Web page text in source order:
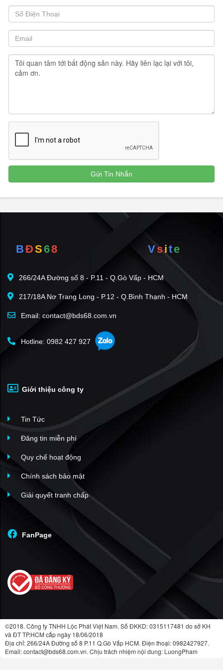
Liên hệ Quân: để biết thêm về vị trí giá cả và pháp lý.
Trường hợp anh/chị chưa hài lòng về sản phẩm ...
BĐS68 Vsite
266/24A Đường số 8 - P.11 - Q.Gò Vấp - HCM
217/18A Nơ Trang Long - P.12 - Q.Bình Thạnh - HCM
Email: contact@bds68.com.vn
Hotline: 0982 427 927
Giới thiệu công ty
Tin Tức
Đăng tin miễn phí
Quy chế hoạt động
Chính sách bảo mật
Giải quyết tranh chấp
FanPage
©2018. Công ty TNHH Lộc Phát Việt Nam. Số ĐKKD: 0315117481 do sở KH
và ĐT TP.HCM cấp ngày 18/06/2018
Địa chỉ: 266/24A Đường số 8 P.11 Q.Gò Vấp HCM. Điện thoại: 0982427927.
Email: contact@bds68.com.vn. Chịu trách nhiệm nội dung: LuongPham